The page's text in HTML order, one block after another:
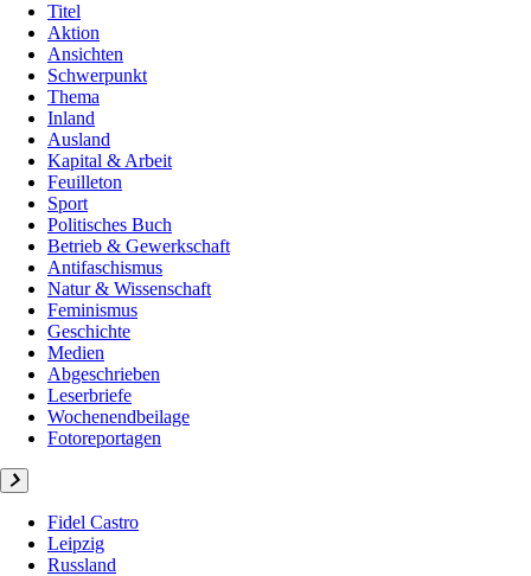
Titel
Aktion
Ansichten
Schwerpunkt
Thema
Inland
Ausland
Kapital & Arbeit
Feuilleton
Sport
Politisches Buch
Betrieb & Gewerkschaft
Antifaschismus
Natur & Wissenschaft
Feminismus
Geschichte
Medien
Abgeschrieben
Leserbriefe
Wochenendbeilage
Fotoreportagen
Fidel Castro
Leipzig
Russland